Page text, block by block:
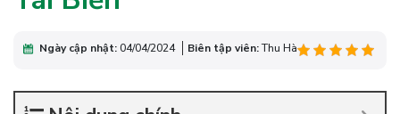
Ngày cập nhật:04/04/2024 Biên tập viên:Thu Hà